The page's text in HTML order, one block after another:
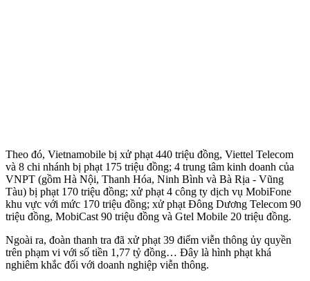
Theo đó, Vietnamobile bị xử phạt 440 triệu đồng, Viettel Telecom
và 8 chi nhánh bị phạt 175 triệu đồng; 4 trung tâm kinh doanh của
VNPT (gồm Hà Nội, Thanh Hóa, Ninh Bình và Bà Rịa - Vũng
Tàu) bị phạt 170 triệu đồng; xử phạt 4 công ty dịch vụ MobiFone
khu vực với mức 170 triệu đồng; xử phạt Đông Dương Telecom 90
triệu đồng, MobiCast 90 triệu đồng và Gtel Mobile 20 triệu đồng.
Ngoài ra, đoàn thanh tra đã xử phạt 39 điểm viễn thông ủy quyền
trên phạm vi với số tiền 1,77 tỷ đồng… Đây là hình phạt khá
nghiêm khắc đối với doanh nghiệp viễn thông.